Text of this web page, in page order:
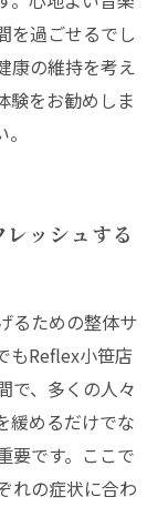
を過ごせるでし
康の維持を考え
験をお勧めしま
ッシュする
るための整体サ
もReflex小笹店
で、多くの人々
緩めるだけでな
要です。ここで
れの症状に合わ